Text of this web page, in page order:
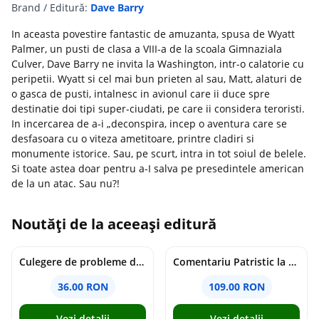
Brand / Editură: Dave Barry
In aceasta povestire fantastic de amuzanta, spusa de Wyatt
Palmer, un pusti de clasa a VIII-a de la scoala Gimnaziala
Culver, Dave Barry ne invita la Washington, intr-o calatorie cu
peripetii. Wyatt si cel mai bun prieten al sau, Matt, alaturi de
o gasca de pusti, intalnesc in avionul care ii duce spre
destinatie doi tipi super-ciudati, pe care ii considera teroristi.
In incercarea de a-i „deconspira, incep o aventura care se
desfasoara cu o viteza ametitoare, printre cladiri si
monumente istorice. Sau, pe scurt, intra in tot soiul de belele.
Si toate astea doar pentru a-I salva pe presedintele american
de la un atac. Sau nu?!
Noutăți de la aceeași editură
Culegere de probleme de matematica - Clasa 8 - Ioana Monalisa Manea, Cristina Neagoe
36.00 RON
Comentariu Patristic la Scriptura. Vechiul Testament II. Geneza, 12-50 - George Claudiu Tutu, Mark Sheridan, Alexander Baumgarten, Thomas C. Oden
109.00 RON